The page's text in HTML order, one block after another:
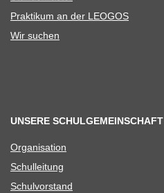
Prak­ti­kum an der LEOGOS
Wir suchen
UNSERE SCHULGEMEINSCHAFT
Orga­ni­sa­tion
Schul­lei­tung
Schul­vor­stand